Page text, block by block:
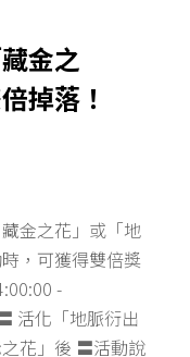
金之
掉落！
金之花」或「地
，可獲得雙倍獎
-
活化「地脈衍出
花」後 〓活動說